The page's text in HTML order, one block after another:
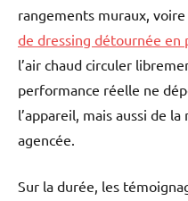
rangements muraux, voire
de dressing détournée en
l’air chaud circuler
performance réelle ne
l’appareil, mais aussi de
agencée.
Sur la durée, les